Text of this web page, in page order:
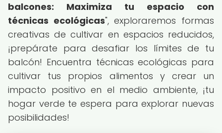
balcones: Maximiza tu espacio con
técnicas ecológicas", exploraremos formas
creativas de cultivar en espacios reducidos,
¡prepárate para desafiar los límites de tu
balcón! Encuentra técnicas ecológicas para
cultivar tus propios alimentos y crear un
impacto positivo en el medio ambiente, ¡tu
hogar verde te espera para explorar nuevas
posibilidades!